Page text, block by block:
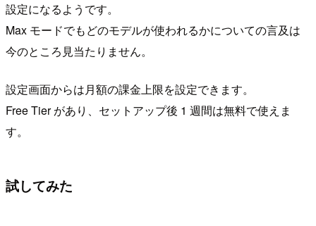
設定になるようです。
Max モードでもどのモデルが使われるかについての言及は
今のところ見当たりません。
設定画面からは月額の課金上限を設定できます。
Free Tier があり、セットアップ後 1 週間は無料で使えま
す。
試してみた